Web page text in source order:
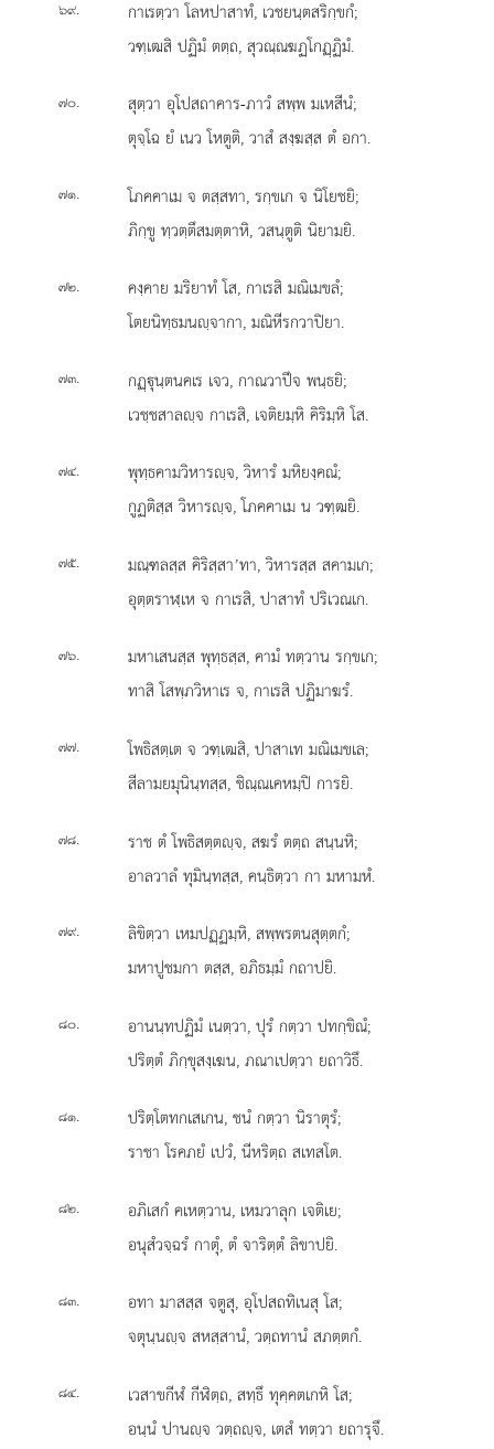
๖๙. กาเรตฺวาโลหปาสาทํ, เวชยนฺตสริกฺขกํ;
วฑฺเฒสิ ปฏิมํ ตตฺถ, สุวณฺณฆฏโกฏฺฏิมํ.
๗๐.
สุตฺวา อุโปสถาคาร-ภาวํ สพฺพ มเหสีนํ;
ตุจฺโฉ ยํ เนว โหตูติ, วาสํ สงฺฆสฺส ตํ อกา.
๗๑.
โภคคาเม จ ตสฺสทา, รกฺขเก จ นิโยชยิ;
ภิกฺขู ทฺวตฺตึสมตฺตาหิ, วสนฺตูติ นิยามยิ.
๗๒.
คงฺคาย มริยาทํ โส, กาเรสิ มณิเมขลํ;
โตยนิทฺธมนฺจากา, มณิหีรกวาปิยา.
๗๓.
กฏฺุนฺตนคเร เจว, กาณวาปึจ พนฺธยิ;
เวชฺชสาลฺจ กาเรสิ, เจติยมฺหิ คิริมฺหิ โส.
๗๔.
พุทฺธคามวิหารฺจ, วิหารํ มหิยงฺคณํ;
กูฏติสฺส วิหารฺจ, โภคคาเม น วฑฺฒยิ.
๗๕.
มณฺฑลสฺส คิริสฺสา’ทา, วิหารสฺส สคามเก;
อุตฺตราฬฺเห จ กาเรสิ, ปาสาทํ ปริเวณเก.
๗๖.
มหาเสนสฺส พุทฺธสฺส, คามํ ทตฺวาน รกฺขเก;
ทาสิ โสพฺภวิหาเร จ, กาเรสิ ปฏิมาฆรํ.
๗๗.
โพธิสตฺเต จ วฑฺเฒสิ, ปาสาเท มณิเมขเล;
สีลามยมุนินฺทสฺส, ชิณฺณเคหมฺปิ การยิ.
๗๘.
ราช ตํ โพธิสตฺตฺจ, สฆรํ ตตฺถ สนฺนหิ;
อาลวาลํ ทุมินฺทสฺส, คนฺธิตฺวา กา มหามหํ.
๗๙.
ลิขิตฺวา เหมปฏฺฏมฺหิ, สพฺพรตนสุตฺตกํ;
มหาปูชมกา ตสฺส, อภิธมฺมํ กถาปยิ.
๘๐.
อานนฺทปฏิมํ เนตฺวา, ปุรํ กตฺวา ปทกฺขิณํ;
ปริตฺตํ ภิกฺขุสงฺเฆน, ภณาเปตฺวา ยถาวิธึ.
๘๑.
ปริตฺโตทกเสเกน, ชนํ กตฺวา นิราตุรํ;
ราชา โรคภยํ เปวํ, นีหริตฺถ สเทสโต.
๘๒.
อภิเสกํ คเหตฺวาน, เหมวาลุก เจติเย;
อนุสํวจฺฉรํ กาตุํ, ตํ จาริตฺตํ ลิขาปยิ.
๘๓.
อทา มาสสฺส จตูสุ, อุโปสถทิเนสุ โส;
จตุนฺนฺจ สหสฺสานํ, วตฺถทานํ สภตฺตกํ.
๘๔. เวสาขกีฬํ กีฬิตฺถ, สทฺธึ ทุคฺคตเกหิ โส;
อนฺนํ ปานฺจ วตฺถฺจ, เตสํ ทตฺวา ยถารุจึ.